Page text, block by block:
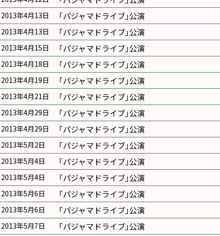
2013年4月13日 ｢パジャマドライブ｣公演
2013年4月13日 ｢パジャマドライブ｣公演
2013年4月15日 ｢パジャマドライブ｣公演
2013年4月18日 ｢パジャマドライブ｣公演
2013年4月19日 ｢パジャマドライブ｣公演
2013年4月21日 ｢パジャマドライブ｣公演
2013年4月29日 ｢パジャマドライブ｣公演
2013年4月29日 ｢パジャマドライブ｣公演
2013年5月2日 ｢パジャマドライブ｣公演
2013年5月4日 ｢パジャマドライブ｣公演
2013年5月4日 ｢パジャマドライブ｣公演
2013年5月6日 ｢パジャマドライブ｣公演
2013年5月6日 ｢パジャマドライブ｣公演
2013年5月7日 ｢パジャマドライブ｣公演